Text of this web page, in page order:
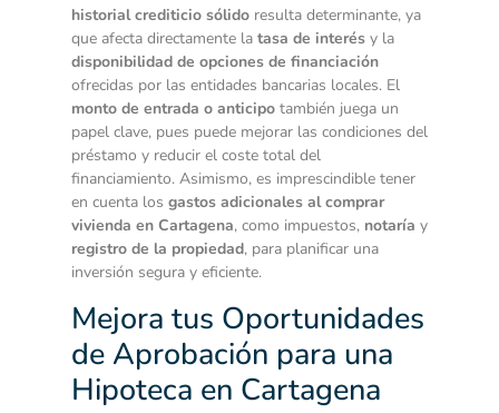
historial crediticio sólido resulta determinante, ya
que afecta directamente la tasa de interés y la
disponibilidad de opciones de financiación
ofrecidas por las entidades bancarias locales. El
monto de entrada o anticipo también juega un
papel clave, pues puede mejorar las condiciones del
préstamo y reducir el coste total del
financiamiento. Asimismo, es imprescindible tener
en cuenta los gastos adicionales al comprar
vivienda en Cartagena, como impuestos, notaría y
registro de la propiedad, para planificar una
inversión segura y eficiente.
Mejora tus Oportunidades
de Aprobación para una
Hipoteca en Cartagena